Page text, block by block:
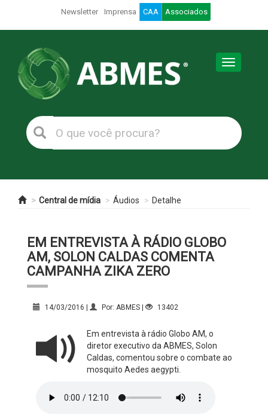
Newsletter Imprensa CAA Associados
Toggle
Central de mídia Áudios Detalhe
EM ENTREVISTA À RÁDIO GLOBO
AM, SOLON CALDAS COMENTA
CAMPANHA ZIKA ZERO
14/03/2016 | Por: ABMES | 13402
Em entrevista à rádio Globo AM, o
diretor executivo da ABMES, Solon
Caldas, comentou sobre o combate ao
mosquito Aedes aegypti‬.